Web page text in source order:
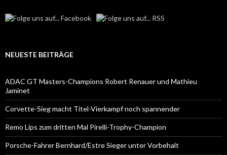
NEUESTE BEITRÄGE
ADAC GT Masters-Champions Robert Renauer und Mathieu
Jaminet
Corvette-Sieg macht Titel-Vierkampf noch spannender
Remo Lips zum dritten Mal Pirelli-Trophy-Champion
Porsche-Fahrer Bernhard/Estre Sieger unter Vorbehalt